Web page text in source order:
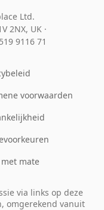
Ltd.
2NX, UK ·
9116 71
voorwaarden
mate
via links op deze
omgerekend vanuit